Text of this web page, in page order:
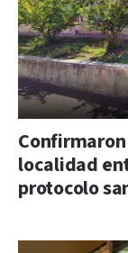
localidad
protocolo